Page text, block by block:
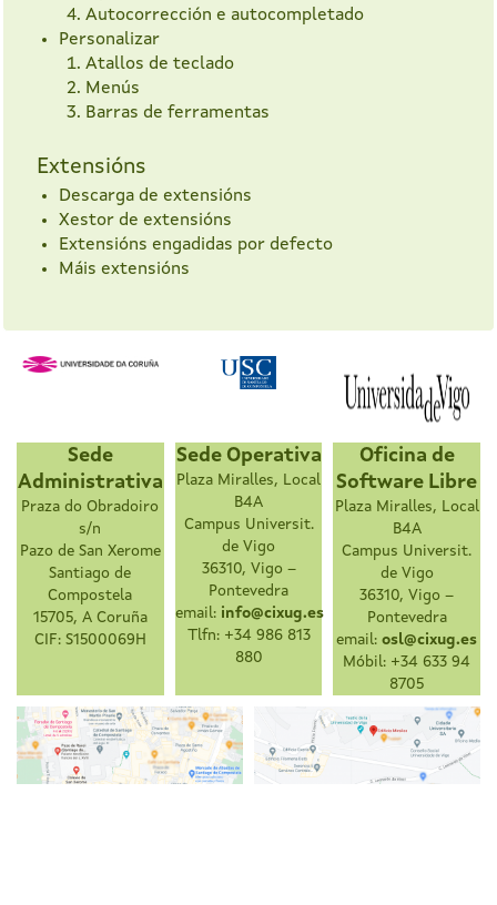
Autocorrección e autocompletado
Personalizar
Atallos de teclado
Menús
Barras de ferramentas
Extensións
Descarga de extensións
Xestor de extensións
Extensións engadidas por defecto
Máis extensións
Sede
Administrativa
Praza do Obradoiro
s/n
Pazo de San Xerome
Santiago de
Compostela
15705, A Coruña
CIF: S1500069H
Sede Operativa
Plaza Miralles, Local
B4A
Campus Universit.
de Vigo
36310, Vigo –
Pontevedra
email: info@cixug.es
Tlfn: +34 986 813
880
Oficina de
Software Libre
Plaza Miralles, Local
B4A
Campus Universit.
de Vigo
36310, Vigo –
Pontevedra
email:osl@cixug.es
Móbil: +34 633 94
8705